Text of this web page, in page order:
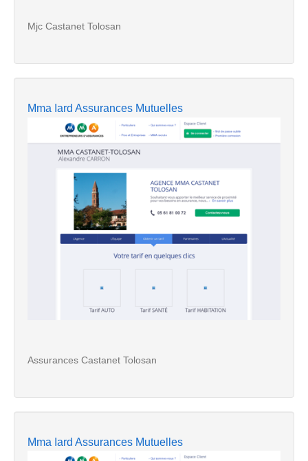
Mjc Castanet Tolosan
Mma Iard Assurances Mutuelles
Assurances Castanet Tolosan
Mma Iard Assurances Mutuelles